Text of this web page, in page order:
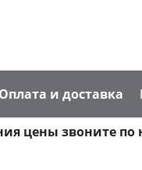
Оплата и доставка
цены звоните по